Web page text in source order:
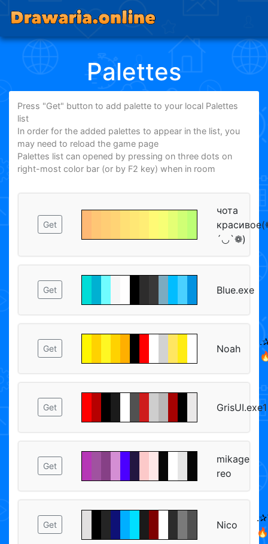
Palettes
Press "Get" button to add palette to your local Palettes
list
In order for the added palettes to appear in the list, you
may need to reload the game page
Palettes list can opened by pressing on three dots on
right-most color bar (or by F2 key) when in room
Get
чота
´◡`❁)
Get Blue.exe
Get Noah
Get GrisUI.exe1
Get
mikage
reo
Get Nico
🔥